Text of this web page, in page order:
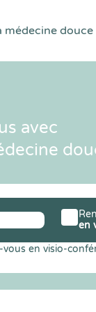
médecine douce
avec
en visio-
en